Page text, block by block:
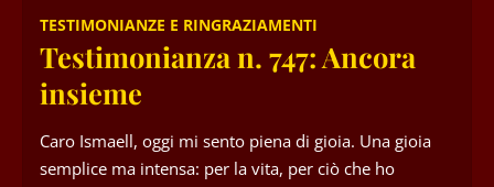
TESTIMONIANZE E RINGRAZIAMENTI
Testimonianza n. 747: Ancora
insieme
Caro Ismaell, oggi mi sento piena di gioia. Una gioia
semplice ma intensa: per la vita, per ciò che ho